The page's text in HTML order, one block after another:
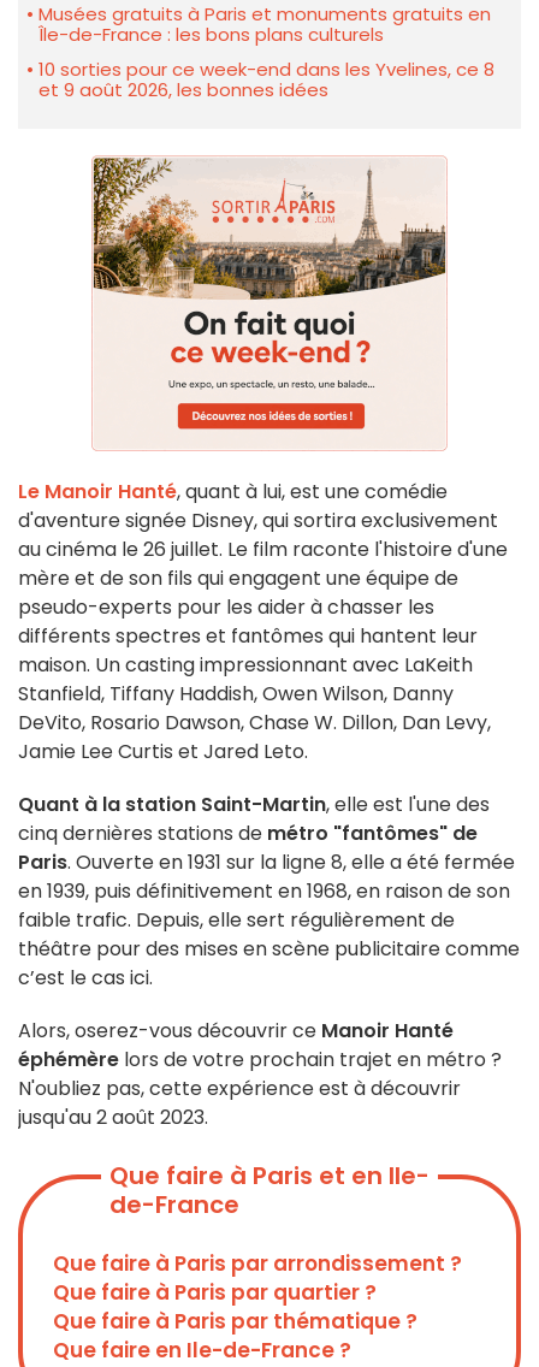
Musées gratuits à Paris et monuments gratuits en
Île-de-France : les bons plans culturels
10 sorties pour ce week-end dans les Yvelines, ce 8
et 9 août 2026, les bonnes idées
Le Manoir Hanté, quant à lui, est une comédie
d'aventure signée Disney, qui sortira exclusivement
au cinéma le 26 juillet. Le film raconte l'histoire d'une
mère et de son fils qui engagent une équipe de
pseudo-experts pour les aider à chasser les
différents spectres et fantômes qui hantent leur
maison. Un casting impressionnant avec LaKeith
Stanfield, Tiffany Haddish, Owen Wilson, Danny
DeVito, Rosario Dawson, Chase W. Dillon, Dan Levy,
Jamie Lee Curtis et Jared Leto.
Quant à la station Saint-Martin, elle est l'une des
cinq dernières stations de métro "fantômes" de
Paris. Ouverte en 1931 sur la ligne 8, elle a été fermée
en 1939, puis définitivement en 1968, en raison de son
faible trafic. Depuis, elle sert régulièrement de
théâtre pour des mises en scène publicitaire comme
c’est le cas ici.
Alors, oserez-vous découvrir ce Manoir Hanté
éphémère lors de votre prochain trajet en métro ?
N'oubliez pas, cette expérience est à découvrir
jusqu'au 2 août 2023.
Que faire à Paris et en Ile-
de-France
Que faire à Paris par arrondissement ?
Que faire à Paris par quartier ?
Que faire à Paris par thématique ?
Que faire en Ile-de-France ?